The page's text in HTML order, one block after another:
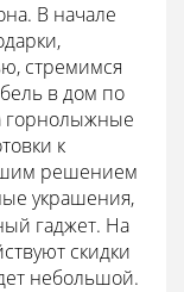
В начале
стремимся
в дом по
горнолыжные
к
решением
украшения,
гаджет. На
скидки
небольшой.